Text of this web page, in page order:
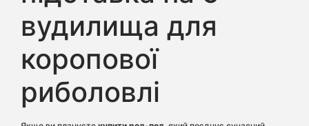
вудилища для
коропової
риболовлі